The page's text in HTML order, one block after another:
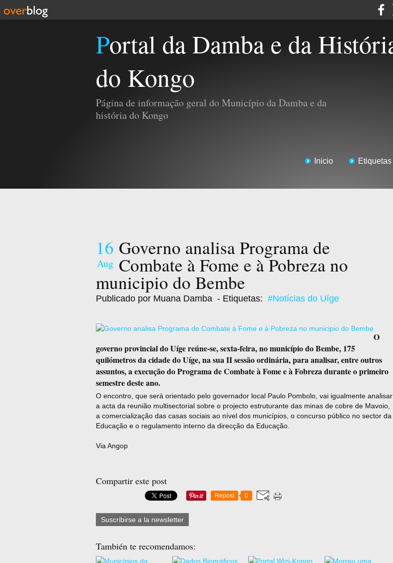
Portal da Damba e da História
do Kongo
Página de informação geral do Município da Damba e da
história do Kongo
Inicio Etiquetas
16
Aug
Governo analisa Programa de
Combate à Fome e à Pobreza no
municipio do Bembe
Publicado por Muana Damba - Etiquetas: #Notícias do Uíge
O
governo provincial do Uíge reúne-se, sexta-feira, no município do Bembe, 175
quilómetros da cidade do Uíge, na sua II sessão ordinária, para analisar, entre outros
assuntos, a execução do Programa de Combate à Fome e à Fobreza durante o primeiro
semestre deste ano.
O encontro, que será orientado pelo governador local Paulo Pombolo, vai igualmente analisar
a acta da reunião multisectorial sobre o projecto estruturante das minas de cobre de Mavoio,
a comercialização das casas sociais ao nível dos municípios, o concurso público no sector da
Educação e o regulamento interno da direcção da Educação.
Via Angop
Compartir este post
Repost 0
Suscribirse a la newsletter
También te recomendamos: